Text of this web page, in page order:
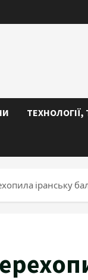
ТЕХНОЛОГІЇ,
іранську